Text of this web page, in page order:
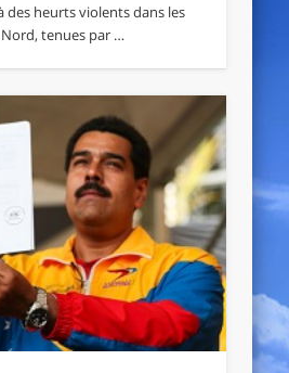
des heurts violents dans les
tenues par …